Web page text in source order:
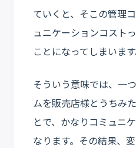
ていくと、そこの管理
ュニケーションコスト
ことになってしまいます
そういう意味では、一
ムを販売店様とうちみ
とで、かなりコミュニ
なります。その結果、